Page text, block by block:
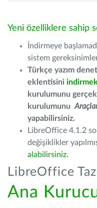
Yeni özelliklere sahip
İndirmeye
sistem
Türkçe yazım
eklentisini
kurulumunu
kurulumunu
yapabilirsiniz.
LibreOffice 4.1.2
değişiklikler
alabilirsiniz.
LibreOffice
Ana